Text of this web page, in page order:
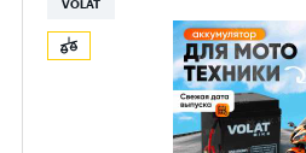
VOLAT